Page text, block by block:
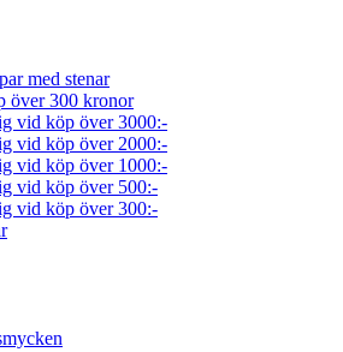
med stenar
över 300 kronor
vid köp över 3000:-
vid köp över 2000:-
vid köp över 1000:-
vid köp över 500:-
vid köp över 300:-